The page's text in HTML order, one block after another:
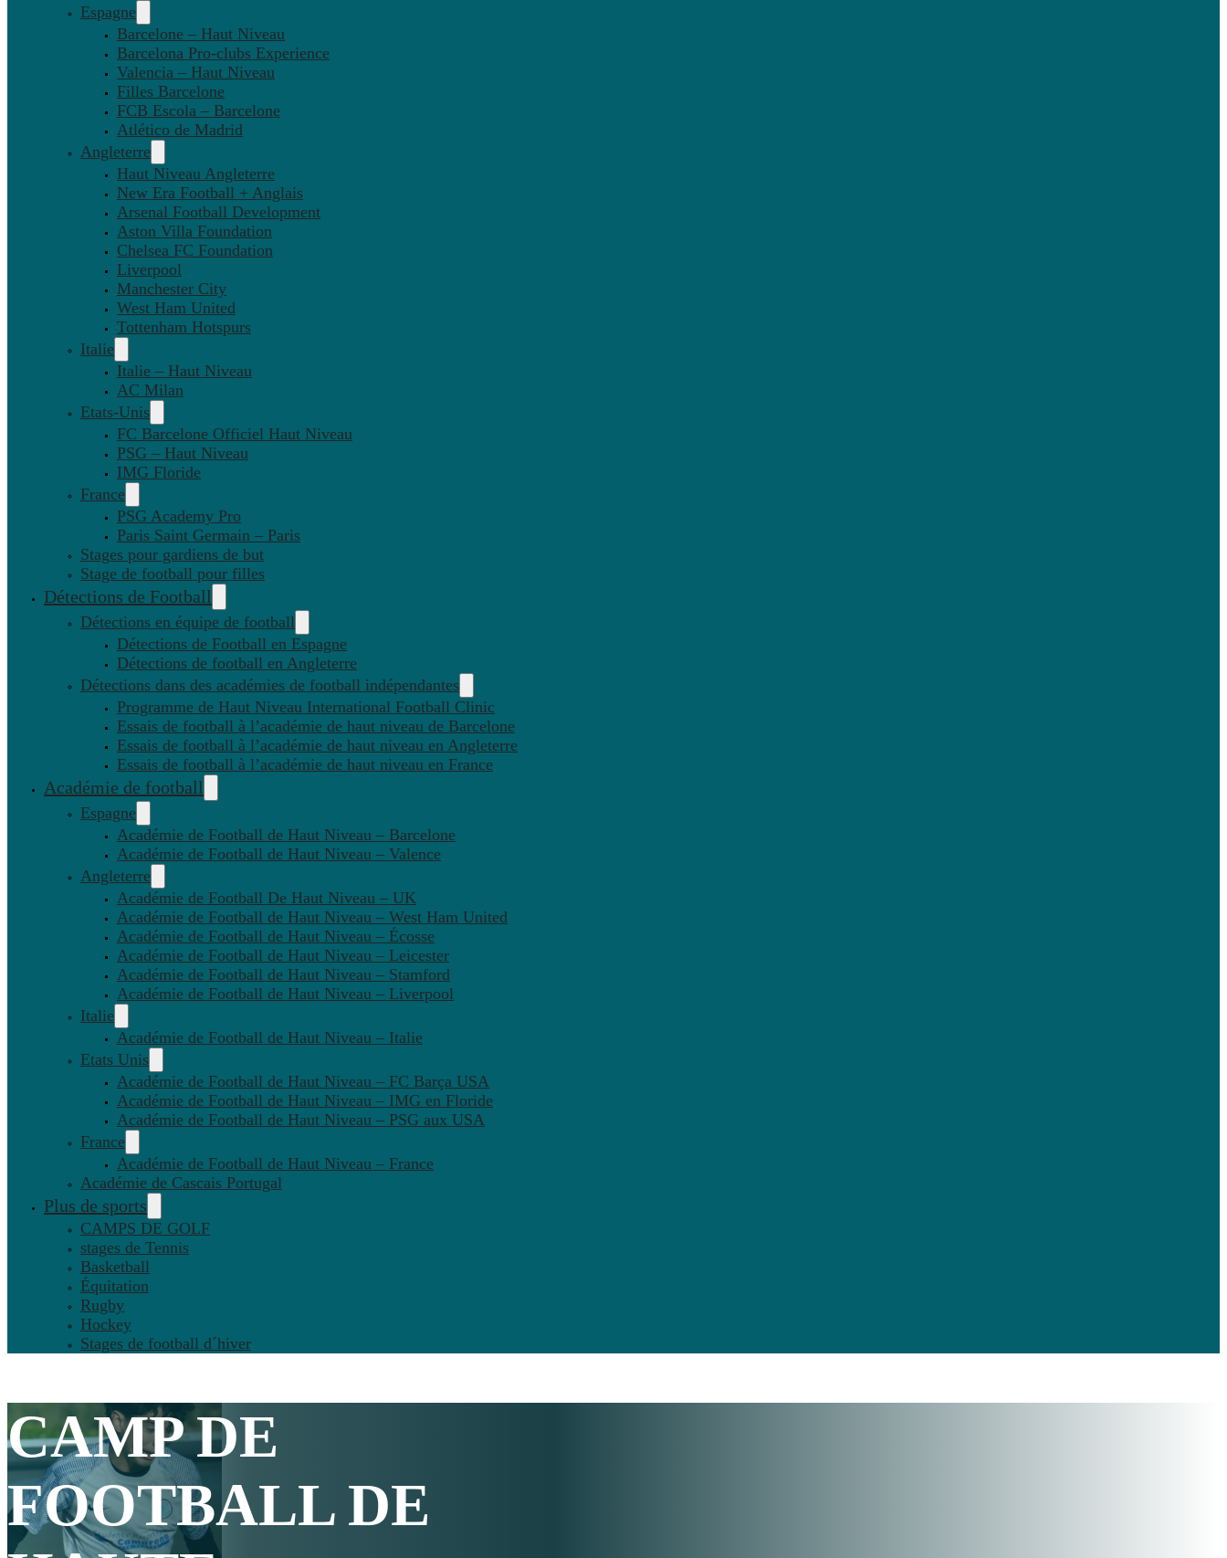
Espagne
Barcelone – Haut Niveau
Barcelona Pro-clubs Experience
Valencia – Haut Niveau
Filles Barcelone
FCB Escola – Barcelone
Atlético de Madrid
Angleterre
Haut Niveau Angleterre
New Era Football + Anglais
Arsenal Football Development
Aston Villa Foundation
Chelsea FC Foundation
Liverpool
Manchester City
West Ham United
Tottenham Hotspurs
Italie
Italie – Haut Niveau
AC Milan
Etats-Unis
FC Barcelone Officiel Haut Niveau
PSG – Haut Niveau
IMG Floride
France
PSG Academy Pro
Paris Saint Germain – Paris
Stages pour gardiens de but
Stage de football pour filles
Détections de Football
Détections en équipe de football
Détections de Football en Espagne
Détections de football en Angleterre
Détections dans des académies de football indépendantes
Programme de Haut Niveau International Football Clinic
Essais de football à l’académie de haut niveau de Barcelone
Essais de football à l’académie de haut niveau en Angleterre
Essais de football à l’académie de haut niveau en France
Académie de football
Espagne
Académie de Football de Haut Niveau – Barcelone
Académie de Football de Haut Niveau – Valence
Angleterre
Académie de Football De Haut Niveau – UK
Académie de Football de Haut Niveau – West Ham United
Académie de Football de Haut Niveau – Écosse
Académie de Football de Haut Niveau – Leicester
Académie de Football de Haut Niveau – Stamford
Académie de Football de Haut Niveau – Liverpool
Italie
Académie de Football de Haut Niveau – Italie
Etats Unis
Académie de Football de Haut Niveau – FC Barça USA
Académie de Football de Haut Niveau – IMG en Floride
Académie de Football de Haut Niveau – PSG aux USA
France
Académie de Football de Haut Niveau – France
Académie de Cascais Portugal
Plus de sports
CAMPS DE GOLF
stages de Tennis
Basketball
Équitation
Rugby
Hockey
Stages de football d´hiver
CAMP DE
FOOTBALL DE